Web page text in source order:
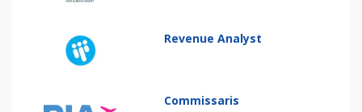
Revenue Analyst
Commissaris